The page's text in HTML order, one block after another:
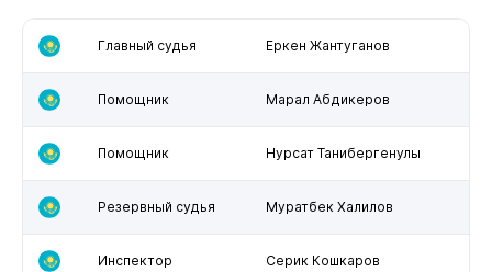
Главный судья Еркен Жантуганов
Помощник Марал Абдикеров
Помощник Нурсат Танибергенулы
Резервный судья Муратбек Халилов
Инспектор Серик Кошкаров